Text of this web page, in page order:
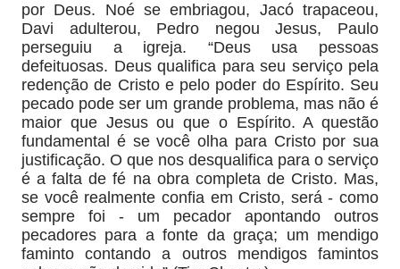
por Deus. Noé se embriagou, Jacó trapaceou,
Davi adulterou, Pedro negou Jesus, Paulo
perseguiu a igreja. “Deus usa pessoas
defeituosas. Deus qualifica para seu serviço pela
redenção de Cristo e pelo poder do Espírito. Seu
pecado pode ser um grande problema, mas não é
maior que Jesus ou que o Espírito. A questão
fundamental é se você olha para Cristo por sua
justificação. O que nos desqualifica para o serviço
é a falta de fé na obra completa de Cristo. Mas,
se você realmente confia em Cristo, será - como
sempre foi - um pecador apontando outros
pecadores para a fonte da graça; um mendigo
faminto contando a outros mendigos famintos